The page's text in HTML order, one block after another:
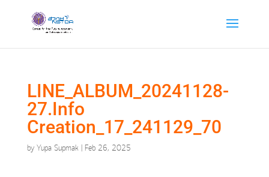
LINE_ALBUM_20241128-
27.Info
Creation_17_241129_70
by Yupa Supmak| Feb 26, 2025